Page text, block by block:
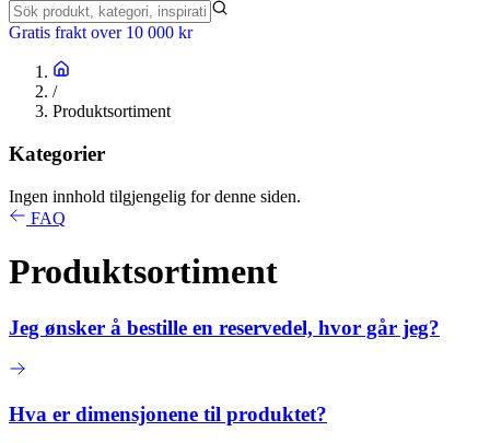
Gratis frakt over 10 000 kr
/
Produktsortiment
Kategorier
Ingen innhold tilgjengelig for denne siden.
FAQ
Produktsortiment
Jeg ønsker å bestille en reservedel, hvor går jeg?
Hva er dimensjonene til produktet?